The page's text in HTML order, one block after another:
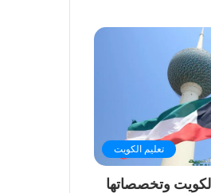
تعليم الكويت
وتخصصاتها